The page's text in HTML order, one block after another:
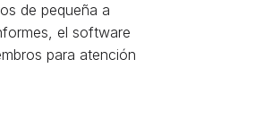
de pequeña a
el software
para atención